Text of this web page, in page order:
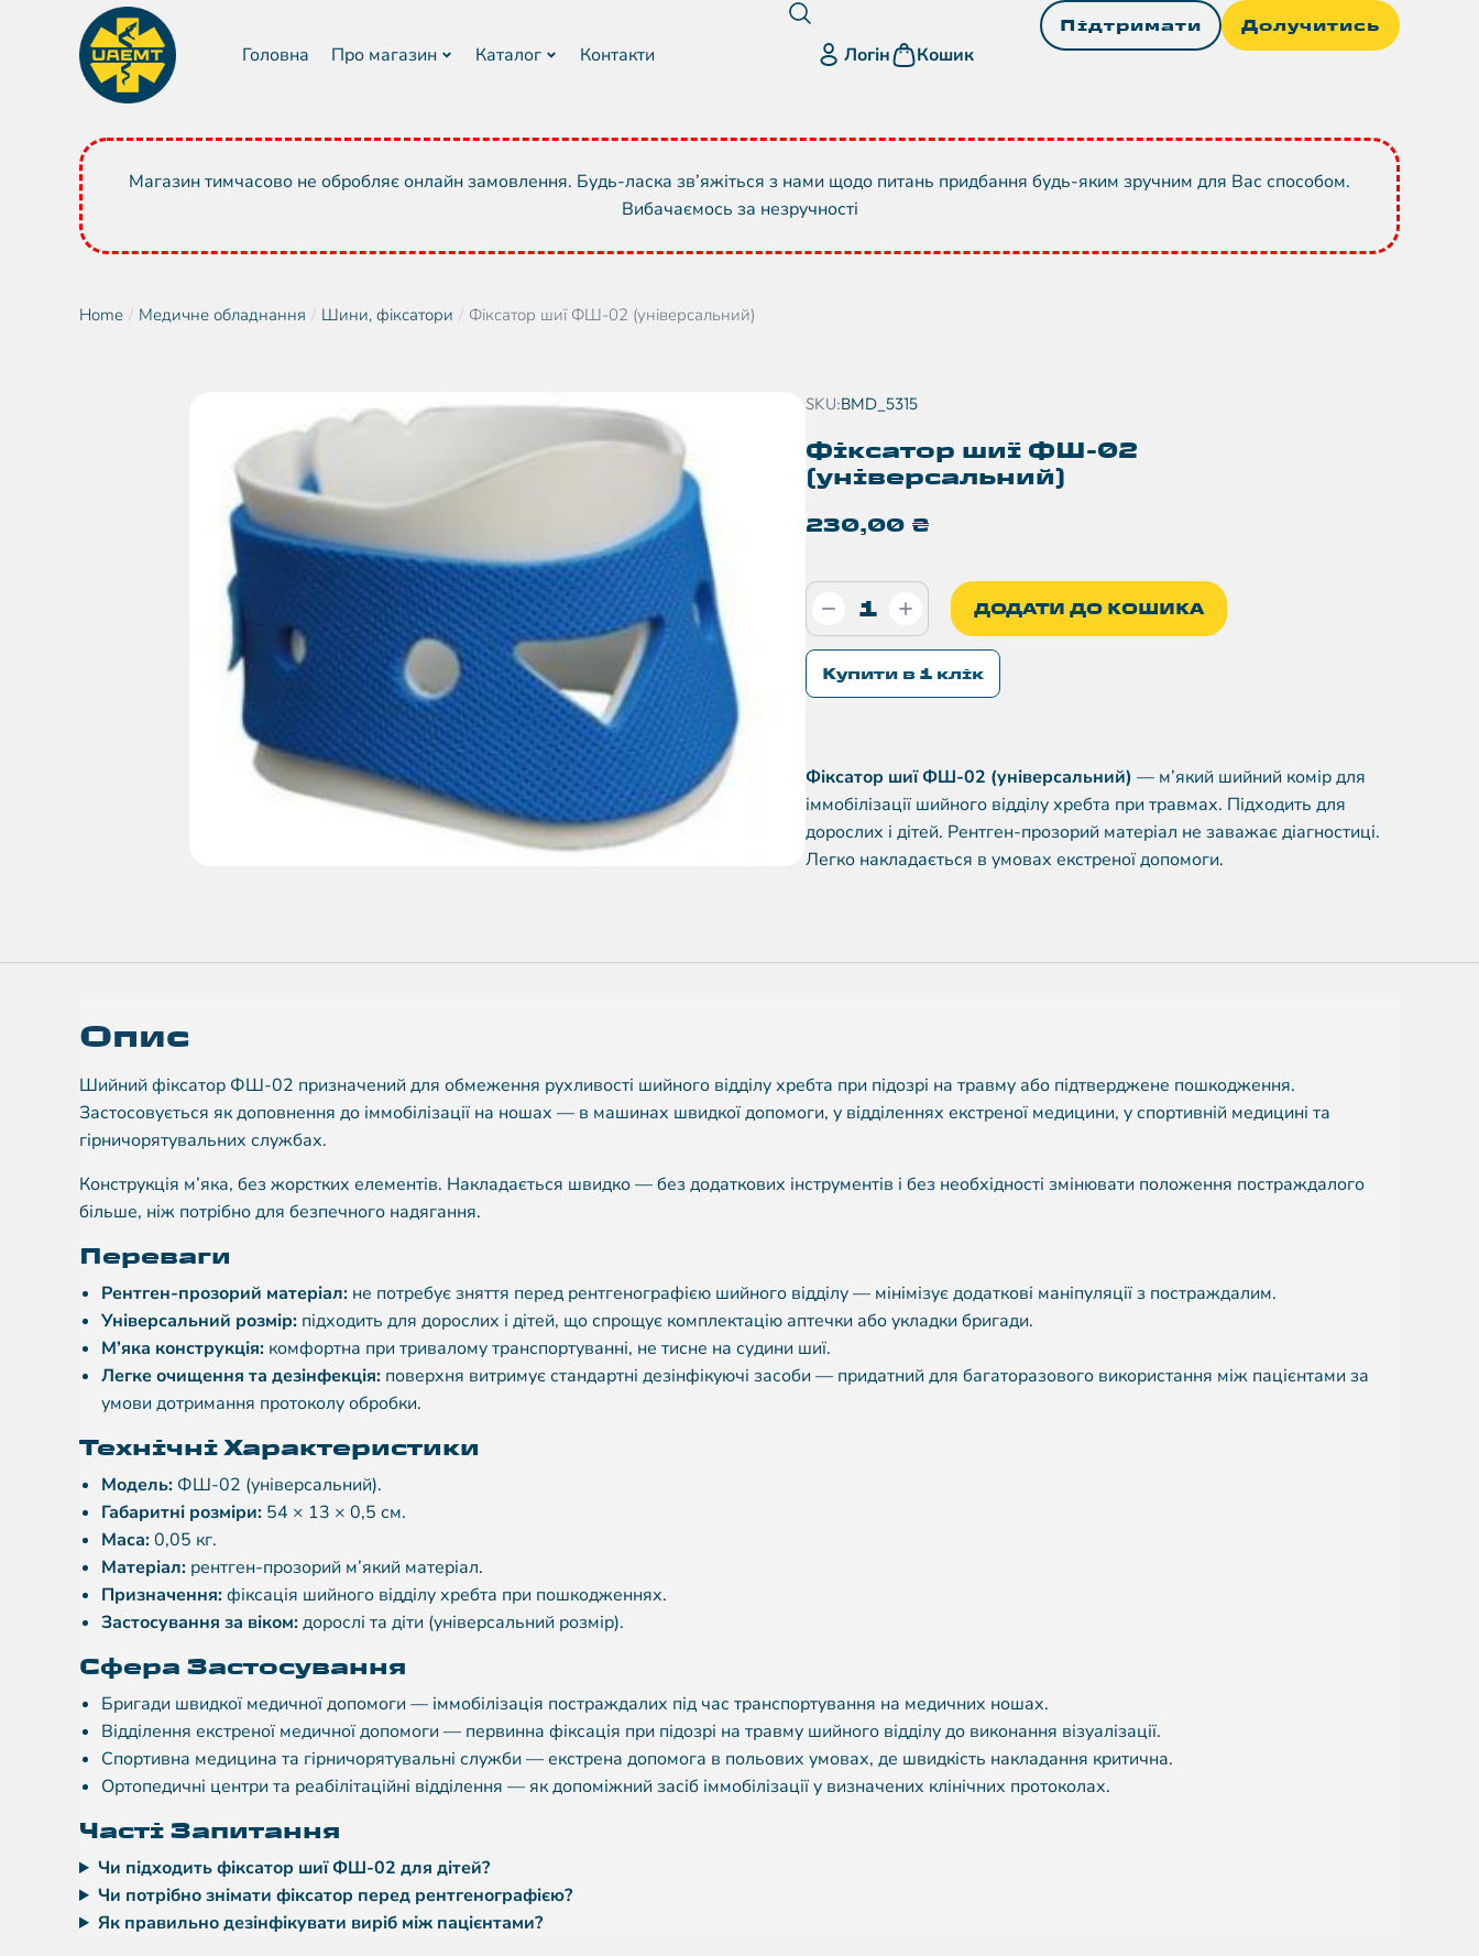
Головна Про магазин Каталог Контакти Логін Кошик
Підтримати Долучитись
Магазин тимчасово не обробляє онлайн замовлення. Будь-ласка зв’яжіться з нами щодо питань придбання будь-яким зручним для Вас способом.
Вибачаємось за незручності
You are here:
Home Медичне обладнання Шини, фіксатори Фіксатор шиї ФШ-02 (універсальний)
SKU:BMD_5315
Фіксатор шиї ФШ-02
(універсальний)
230,00 ₴
ДОДАТИ ДО КОШИКА
Купити в 1 клік
Фіксатор шиї ФШ-02 (універсальний) — м’який шийний комір для
іммобілізації шийного відділу хребта при травмах. Підходить для
дорослих і дітей. Рентген-прозорий матеріал не заважає діагностиці.
Легко накладається в умовах екстреної допомоги.
Опис
Шийний фіксатор ФШ-02 призначений для обмеження рухливості шийного відділу хребта при підозрі на травму або підтверджене пошкодження.
Застосовується як доповнення до іммобілізації на нош­ах — в машинах швидкої допомоги, у відділеннях екстреної медицини, у спортивній медицині та
гірничорятувальних службах.
Конструкція м’яка, без жорстких елементів. Накладається швидко — без додаткових інструментів і без необхідності змінювати положення постраждалого
більше, ніж потрібно для безпечного надягання.
Переваги
Рентген-прозорий матеріал: не потребує зняття перед рентгенографією шийного відділу — мінімізує додаткові маніпуляції з постраждалим.
Універсальний розмір: підходить для дорослих і дітей, що спрощує комплектацію аптечки або укладки бригади.
М’яка конструкція: комфортна при тривалому транспортуванні, не тисне на судини шиї.
Легке очищення та дезінфекція: поверхня витримує стандартні дезінфікуючі засоби — придатний для багаторазового використання між пацієнтами за
умови дотримання протоколу обробки.
Технічні Характеристики
Модель: ФШ-02 (універсальний).
Габаритні розміри: 54 × 13 × 0,5 см.
Маса:0,05 кг.
Матеріал: рентген-прозорий м’який матеріал.
Призначення:фіксація шийного відділу хребта при пошкодженнях.
Застосування за віком:дорослі та діти (універсальний розмір).
Сфера Застосування
Бригади швидкої медичної допомоги — іммобілізація постраждалих під час транспортування на медичних ношах.
Відділення екстреної медичної допомоги — первинна фіксація при підозрі на травму шийного відділу до виконання візуалізації.
Спортивна медицина та гірничорятувальні служби — екстрена допомога в польових умовах, де швидкість накладання критична.
Ортопедичні центри та реабілітаційні відділення — як допоміжний засіб іммобілізації у визначених клінічних протоколах.
Часті Запитання
Чи підходить фіксатор шиї ФШ-02 для дітей?
Чи потрібно знімати фіксатор перед рентгенографією?
Як правильно дезінфікувати виріб між пацієнтами?